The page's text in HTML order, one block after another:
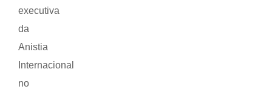
executiva
da
Anistia
Internacional
no